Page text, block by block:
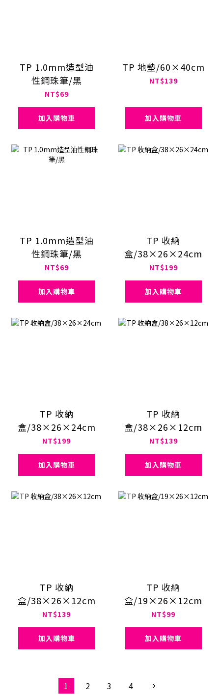
TP 1.0mm造型油
性鋼珠筆/黑
NT$69
加入購物車
TP 地墊/60×40cm
NT$139
加入購物車
TP 1.0mm造型油
性鋼珠筆/黑
NT$69
加入購物車
TP 收納
盒/38×26×24cm
NT$199
加入購物車
TP 收納
盒/38×26×24cm
NT$199
加入購物車
TP 收納
盒/38×26×12cm
NT$139
加入購物車
TP 收納
盒/38×26×12cm
NT$139
加入購物車
TP 收納
盒/19×26×12cm
NT$99
加入購物車
1 2 3 4